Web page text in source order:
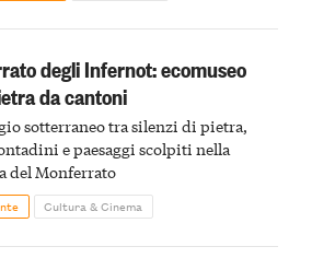
degli Infernot: ecomuseo
da cantoni
sotterraneo tra silenzi di pietra,
e paesaggi scolpiti nella
del Monferrato
Cultura & Cinema